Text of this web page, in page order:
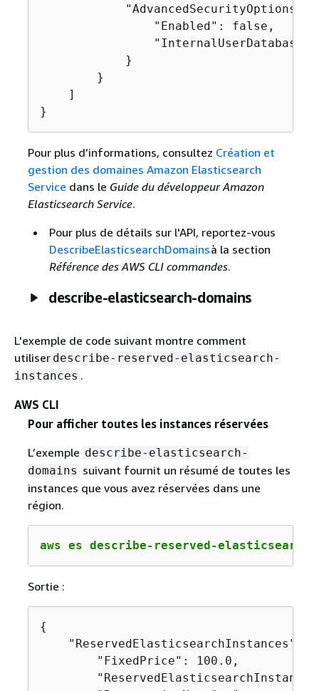
            "AdvancedSecurityOptions":
                "Enabled": false,
            }
        }
    ]
}
Pour plus d’informations, consultez Création et
gestion des domaines Amazon Elasticsearch
Service dans le Guide du développeur Amazon
Elasticsearch Service.
Pour plus de détails sur l'API, reportez-vous
DescribeElasticsearchDomainsà la section
Référence des AWS CLI commandes.
describe-elasticsearch-domains
L'exemple de code suivant montre comment
utiliser describe-reserved-elasticsearch-
instances .
AWS CLI
Pour afficher toutes les instances réservées
L’exemple describe-elasticsearch-
domains suivant fournit un résumé de toutes les
instances que vous avez réservées dans une
région.
aws es describe-reserved-
Sortie :
{
    "ReservedElasticsearchInstances": [
        "FixedPrice": 100.0,